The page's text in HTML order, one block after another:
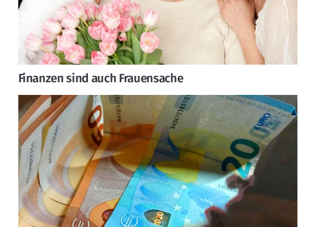
Finanzen sind auch Frauensache